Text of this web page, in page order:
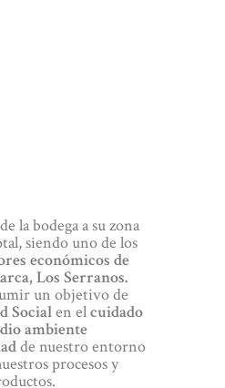
la bodega a su zona
siendo uno de los
económicos de
Los Serranos.
un objetivo de
Socialen elcuidado
ambiente
de nuestro entorno
procesos y